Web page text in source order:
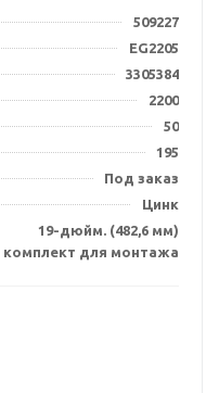
509227
EG2205
3305384
2200
50
195
Под заказ
Цинк
19-дюйм. (482,6 мм)
комплект для монтажа